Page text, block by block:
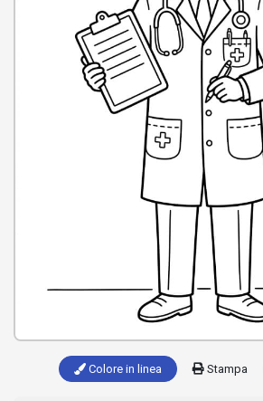
Colore in linea Stampa